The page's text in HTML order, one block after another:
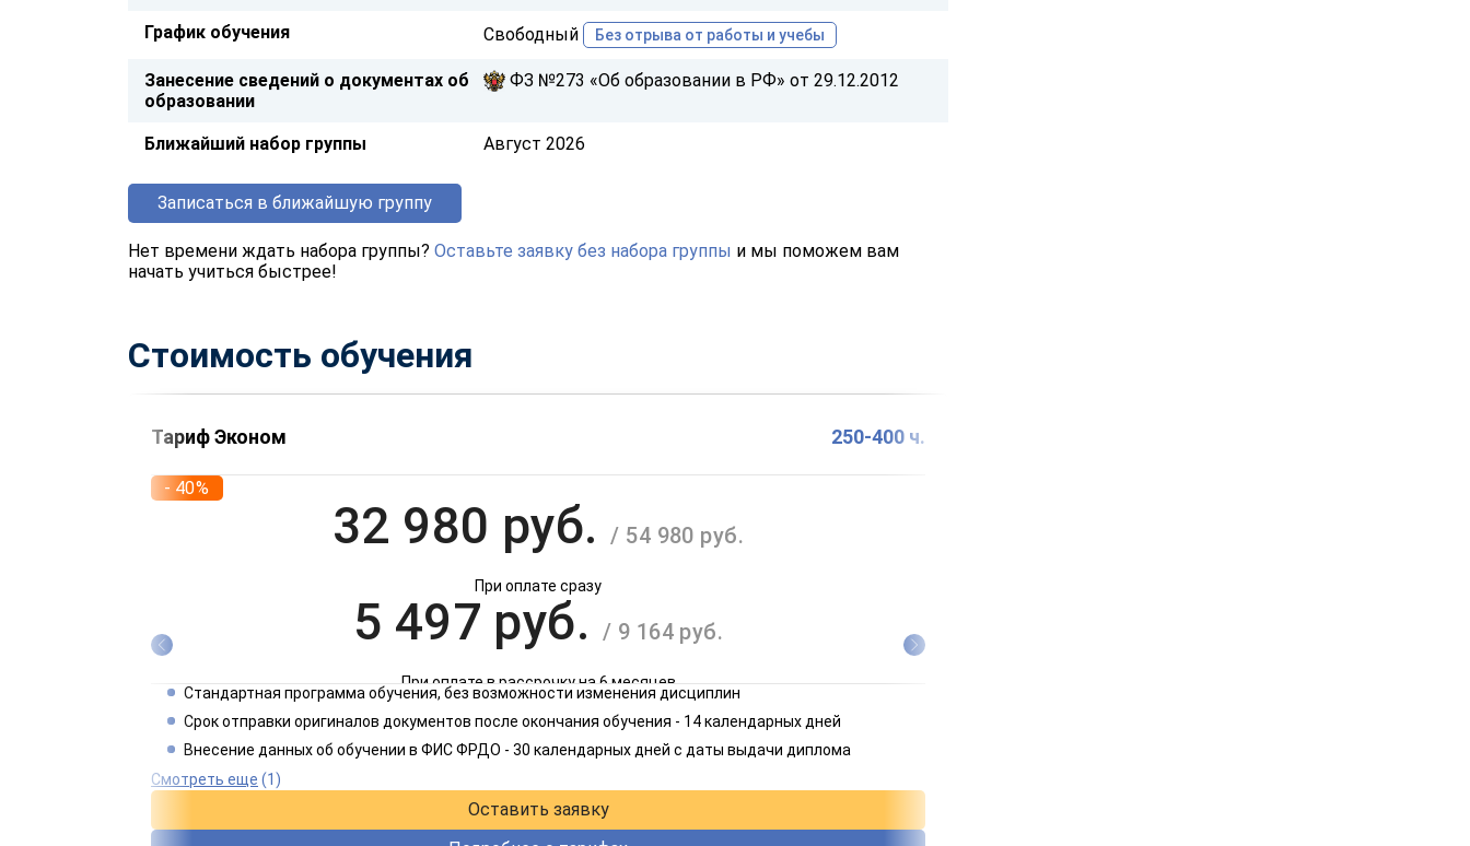
График обучения Свободный Без отрыва от работы и учебы
Занесение сведений о документах об
образовании
ФЗ №273 «Об образовании в РФ» от 29.12.2012
Ближайший набор группы Август 2026
Записаться в ближайшую группу
Нет времени ждать набора группы? Оставьте заявку без набора группы и мы поможем вам
начать учиться быстрее!
Стоимость обучения
Тариф Эконом 250-400 ч.
- 40%
32 980 руб./ 54 980 руб.
При оплате сразу
5 497 руб. / 9 164 руб.
При оплате в рассрочку на 6 месяцев
2 749 руб./ 4 582 руб.
Стандартная программа обучения, без возможности изменения дисциплин
Срок отправки оригиналов документов после окончания обучения - 14 календарных дней
Внесение данных об обучении в ФИС ФРДО - 30 календарных дней с даты выдачи диплома
Смотреть еще (1)
Оставить заявку